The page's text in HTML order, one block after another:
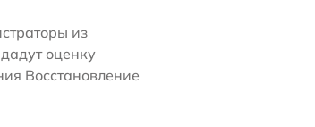
из
оценку
Восстановление